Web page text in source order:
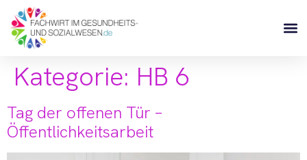
Kategorie: HB 6
Tag der offenen Tür –
Öffentlichkeitsarbeit